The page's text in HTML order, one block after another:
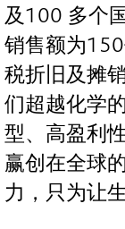
及100 多个
销售额为
税折旧及摊
们超越化学
型、高盈利
赢创在全球
力，只为让